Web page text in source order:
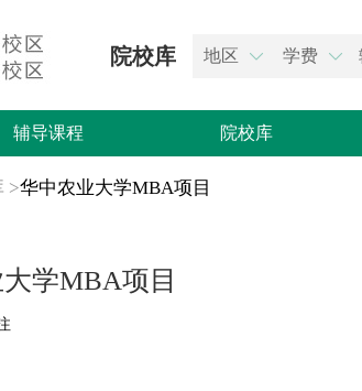
院校库 地区  学费 
辅导课程 院校库
>华中农业大学MBA项目
学MBA项目